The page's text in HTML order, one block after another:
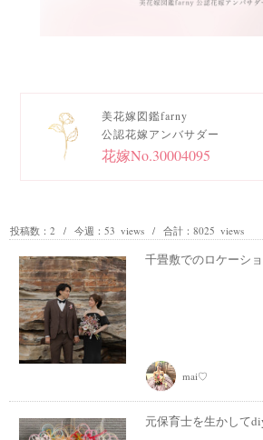
美花嫁図鑑farny
公認花嫁アンバサダー
花嫁No.30004095
投稿数：2 / 今週：53 views / 合計：8025 views
千畳敷でのロケーシ
mai♡
元保育士を生かして